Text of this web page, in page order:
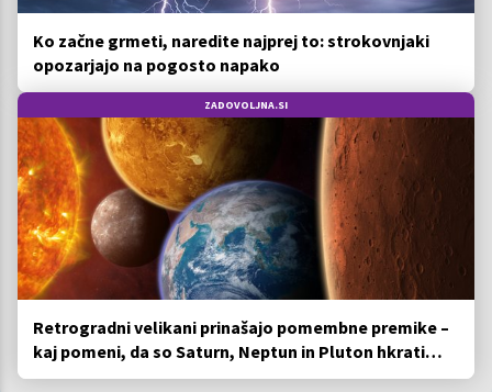
Ko začne grmeti, naredite najprej to: strokovnjaki
opozarjajo na pogosto napako
ZADOVOLJNA.SI
Retrogradni velikani prinašajo pomembne premike –
kaj pomeni, da so Saturn, Neptun in Pluton hkrati
retrogradni?